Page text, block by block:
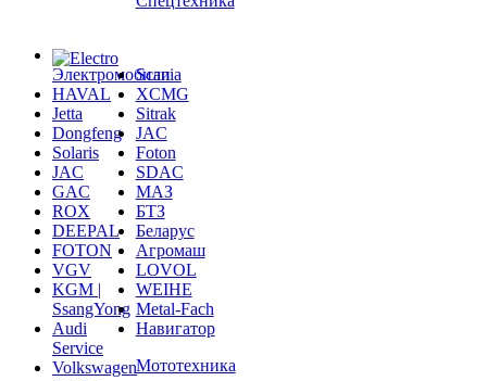
Электромобили
HAVAL
Jetta
Dongfeng
Solaris
JAC
GAC
ROX
DEEPAL
FOTON
VGV
KGM |
SsangYong
Audi
Service
Volkswagen
Service
XCMG
Sitrak
JAC
Foton
SDAC
МАЗ
БТЗ
Беларус
Агромаш
LOVOL
WEIHE
Metal-Fach
Навигатор